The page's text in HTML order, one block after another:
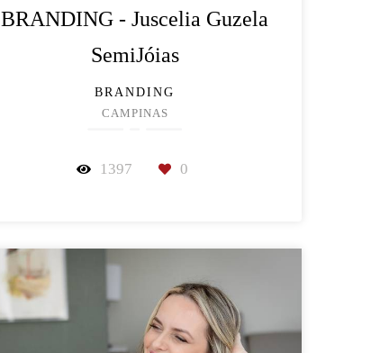
BRANDING - Juscelia Guzela
SemiJóias
BRANDING
CAMPINAS
1397 0